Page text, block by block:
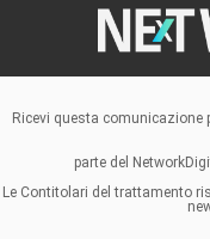
Ricevi questa
parte del
Le Contitolari del trattamento